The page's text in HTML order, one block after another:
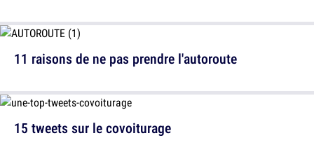
15 tweets sur le covoiturage
11 raisons de ne pas prendre l'autoroute